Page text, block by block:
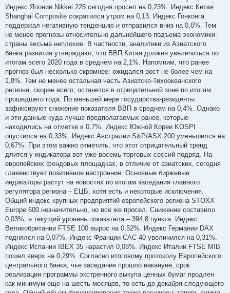
Индекс Японии Nikkei 225 сегодня просел на 0,23%. Индекс Китая
Shanghai Composite сократился утром на 0,13. Индекс Гонконга
поддержал негативную тенденцию и отправился вниз на 0,6%. Тем
не менее прогнозы относительно дальнейшего подъема экономики
страны весьма неплохие. В частности, аналитики из Азиатского
банка развития утверждают, что ВВП Китая должен увеличиться по
итогам всего 2020 года в среднем на 2,1%. Напомним, что ранее
прогноз был несколько скромнее: ожидался рост не более чем на
1,8%. Тем не менее остальная часть Азиатско-Тихоокеанского
региона, скорее всего, останется в отрицательной зоне по итогам
прошедшего года. По меньшей мере государства-резиденты
зафиксируют снижение показателя ВВП в среднем на 0,4%. Однако
и эти данные куда лучше предполагаемых ранее, которые
находились на отметке в 0,7%. Индекс Южной Кореи KOSPI
опустился на 0,33%. Индекс Австралии S&P/ASX 200 уменьшился на
0,67%. При этом важно отметить, что этот отрицательный тренд
длится у индикатора вот уже восемь торговых сессий подряд. На
европейских фондовых площадках, в отличие от азиатских, сегодня
главенствует позитивное настроение. Основные биржевые
индикаторы растут на новостях по итогам заседания главного
регулятора региона – ЕЦБ, хотя есть и некоторые исключения.
Общий индекс крупных предприятий европейского региона STOXX
Europe 600 незначительно, но все же просел. Снижение составило
0,03%, а текущий уровень показателя – 394,8 пункта. Индекс
Великобритании FTSE 100 вырос на 0,52%. Индекс Германии DAX
поднялся на 0,07%. Индекс Франции CAC 40 увеличился на 0,31%.
Индекс Испании IBEX 35 нарастил 0,08%. Индекс Италии FTSE MIB
пошел вверх на 0,29%. Согласно итоговому протоколу Европейского
центрального банка, чье заседание прошло накануне, срок
реализации программы экстренного выкупа ценных бумаг продлен
как минимум еще на шесть месяцев, то есть до декабря следующего